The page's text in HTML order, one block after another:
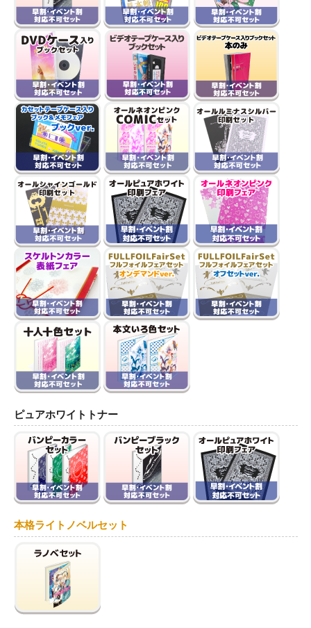
ピュアホワイトトナー
本格ライトノベルセット